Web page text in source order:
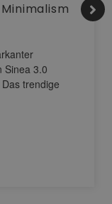
Sinea 3.0
trendige